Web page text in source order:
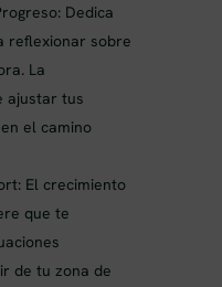
Dedica
reflexionar sobre
La
ajustar tus
el camino
El crecimiento
que te
de tu zona de